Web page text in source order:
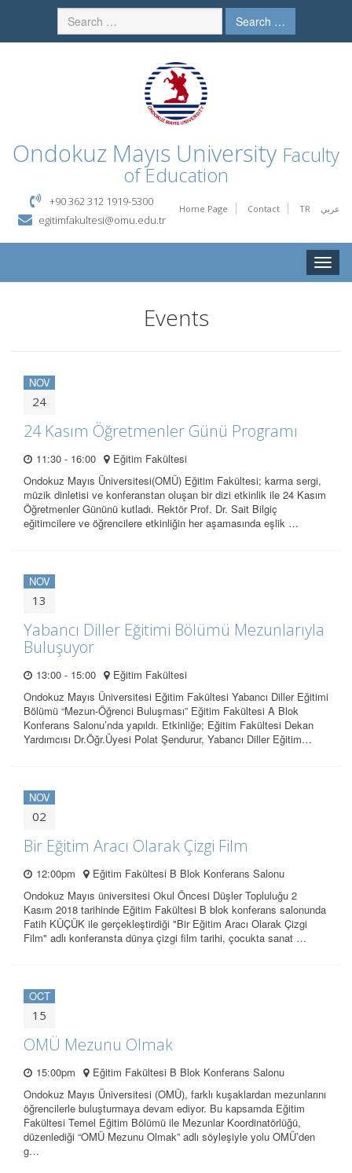
Search …
Ondokuz Mayıs University Faculty
of Education
Home Page Contact TR عربي
+90 362 312 1919-5300
egitimfakultesi@omu.edu.tr
Toggle
Events
NOV
24
24 Kasım Öğretmenler Günü Programı
11:30 - 16:00
Eğitim Fakültesi
Ondokuz Mayıs Üniversitesi(OMÜ) Eğitim Fakültesi; karma sergi,
müzik dinletisi ve konferanstan oluşan bir dizi etkinlik ile 24 Kasım
Öğretmenler Gününü kutladı. Rektör Prof. Dr. Sait Bilgiç
eğitimcilere ve öğrencilere etkinliğin her aşamasında eşlik …
NOV
13
Yabancı Diller Eğitimi Bölümü Mezunlarıyla
Buluşuyor
13:00 - 15:00
Eğitim Fakültesi
Ondokuz Mayıs Üniversitesi Eğitim Fakültesi Yabancı Diller Eğitimi
Bölümü “Mezun-Öğrenci Buluşması” Eğitim Fakültesi A Blok
Konferans Salonu’nda yapıldı. Etkinliğe; Eğitim Fakültesi Dekan
Yardımcısı Dr.Öğr.Üyesi Polat Şendurur, Yabancı Diller Eğitim…
NOV
02
Bir Eğitim Aracı Olarak Çizgi Film
12:00pm
Eğitim Fakültesi B Blok Konferans Salonu
Ondokuz Mayıs üniversitesi Okul Öncesi Düşler Topluluğu 2
Kasım 2018 tarihinde Eğitim Fakültesi B blok konferans salonunda
Fatih KÜÇÜK ile gerçekleştirdiği "Bir Eğitim Aracı Olarak Çizgi
Film" adlı konferansta dünya çizgi film tarihi, çocukta sanat …
OCT
15
OMÜ Mezunu Olmak
15:00pm
Eğitim Fakültesi B Blok Konferans Salonu
Ondokuz Mayıs Üniversitesi (OMÜ), farklı kuşaklardan mezunlarını
öğrencilerle buluşturmaya devam ediyor. Bu kapsamda Eğitim
Fakültesi Temel Eğitim Bölümü ile Mezunlar Koordinatörlüğü,
düzenlediği “OMÜ Mezunu Olmak” adlı söyleşiyle yolu OMÜ’den
g…